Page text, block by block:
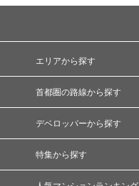
エリアから探す
首都圏の路線から探す
デベロッパーから探す
特集から探す